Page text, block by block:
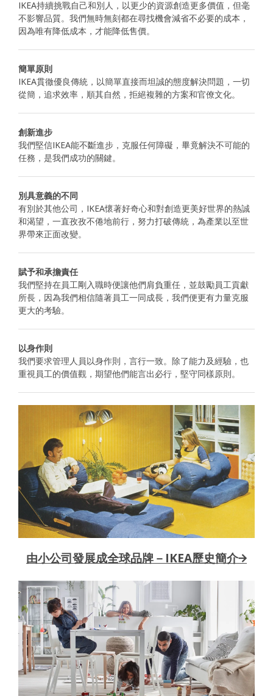
IKEA持續挑戰自己和別人，以更少的資源創造更多價值，但毫
不影響品質。我們無時無刻都在尋找機會減省不必要的成本，
因為唯有降低成本，才能降低售價。
簡單原則
IKEA貫徹優良傳統，以簡單直接而坦誠的態度解決問題，一切
從簡，追求效率，順其自然，拒絕複雜的方案和官僚文化。
創新進步
我們堅信IKEA能不斷進步，克服任何障礙，畢竟解決不可能的
任務，是我們成功的關鍵。
別具意義的不同
有別於其他公司，IKEA懷著好奇心和對創造更美好世界的熱誠
和渴望，一直孜孜不倦地前行，努力打破傳統，為產業以至世
界帶來正面改變。
賦予和承擔責任
我們堅持在員工剛入職時便讓他們肩負重任，並鼓勵員工貢獻
所長，因為我們相信隨著員工一同成長，我們便更有力量克服
更大的考驗。
以身作則
我們要求管理人員以身作則，言行一致。除了能力及經驗，也
重視員工的價值觀，期望他們能言出必行，堅守同樣原則。
由小公司發展成全球品牌－IKEA歷史簡介→